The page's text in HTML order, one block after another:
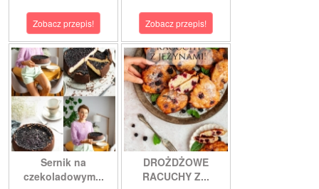
Zobacz przepis! Zobacz przepis!
Sernik na
czekoladowym...
DROŻDŻOWE
RACUCHY Z...